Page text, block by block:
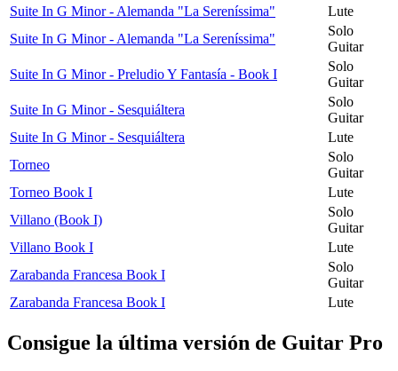
Suite In G Minor - Alemanda "La Sereníssima"
Lute
Suite In G Minor - Alemanda "La Sereníssima"
Solo
Guitar
Suite In G Minor - Preludio Y Fantasía - Book I
Solo
Guitar
Suite In G Minor - Sesquiáltera
Solo
Guitar
Suite In G Minor - Sesquiáltera
Lute
Torneo
Solo
Guitar
Torneo Book I
Lute
Villano (Book I)
Solo
Guitar
Villano Book I
Lute
Zarabanda Francesa Book I
Solo
Guitar
Zarabanda Francesa Book I
Lute
Consigue la última versión de Guitar Pro